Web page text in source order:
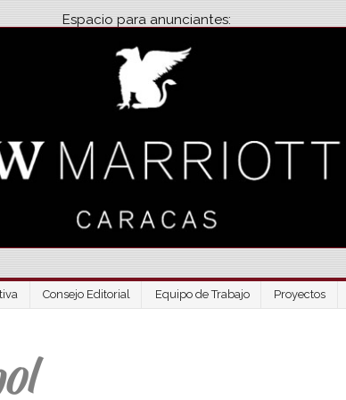
Espacio para anunciantes:
Consejo Editorial Equipo de Trabajo Proyectos